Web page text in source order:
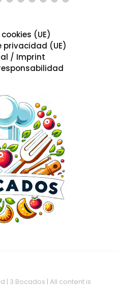
(UE)
privacidad (UE)
/ Imprint
| 3 Bocados | All content is